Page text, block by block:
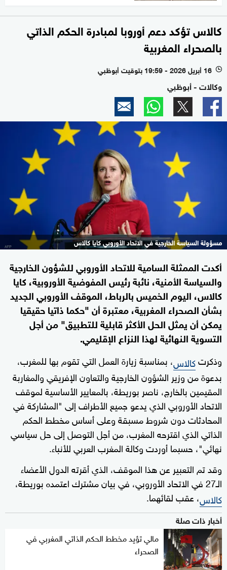
كالاس تؤكد دعم أوروبا لمبادرة الحكم الذاتي
بالصحراء المغربية
l 16 أبريل 2026 - 19:59 بتوقيت أبوظبي
وكالات - أبوظبي
مسؤولة السياسة الخارجية في الاتحاد الأوروبي كايا كالاس
أكدت الممثلة السامية للاتحاد الأوروبي للشؤون الخارجية
والسياسة الأمنية، نائبة رئيس المفوضية الأوروبية، كايا
كالاس، اليوم الخميس بالرباط، الموقف الأوروبي الجديد
بشأن الصحراء المغربية، معتبرة أن "حكما ذاتيا حقيقيا
يمكن أن يمثل الحل الأكثر قابلية للتطبيق" من أجل
التسوية النهائية لهذا النزاع الإقليمي.
وذكرتكالاس، بمناسبة زيارة العمل التي تقوم بها للمغرب،
بدعوة من وزير الشؤون الخارجية والتعاون الإفريقي والمغاربة
المقيمين بالخارج، ناصر بوريطة، بالمعايير الأساسية لموقف
الاتحاد الأوروبي الذي يدعو جميع الأطراف إلى "المشاركة في
المحادثات دون شروط مسبقة وعلى أساس مخطط الحكم
الذاتي الذي اقترحه المغرب، من أجل التوصل إلى حل سياسي
نهائي"، حسبما أوردت وكالة المغرب العربي للأنباء.
وقد تم التعبير عن هذا الموقف، الذي أقرته الدول الأعضاء
الـ27 في الاتحاد الأوروبي، في بيان مشترك اعتمده بوريطة،
كالاس، عقب لقائهما.
أخبار ذات صلة
مالي تؤيد مخطط الحكم الذاتي المغربي في
الصحراء